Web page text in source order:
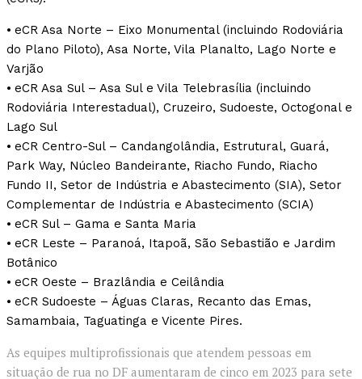
⦁ eCR Asa Norte – Eixo Monumental (incluindo Rodoviária
do Plano Piloto), Asa Norte, Vila Planalto, Lago Norte e
Varjão
⦁ eCR Asa Sul – Asa Sul e Vila Telebrasília (incluindo
Rodoviária Interestadual), Cruzeiro, Sudoeste, Octogonal e
Lago Sul
⦁ eCR Centro-Sul – Candangolândia, Estrutural, Guará,
Park Way, Núcleo Bandeirante, Riacho Fundo, Riacho
Fundo II, Setor de Indústria e Abastecimento (SIA), Setor
Complementar de Indústria e Abastecimento (SCIA)
⦁ eCR Sul – Gama e Santa Maria
⦁ eCR Leste – Paranoá, Itapoã, São Sebastião e Jardim
Botânico
⦁ eCR Oeste – Brazlândia e Ceilândia
⦁ eCR Sudoeste – Águas Claras, Recanto das Emas,
Samambaia, Taguatinga e Vicente Pires.
As equipes multiprofissionais que atendem pessoas em
situação de rua no DF aumentaram de cinco em 2023 para sete